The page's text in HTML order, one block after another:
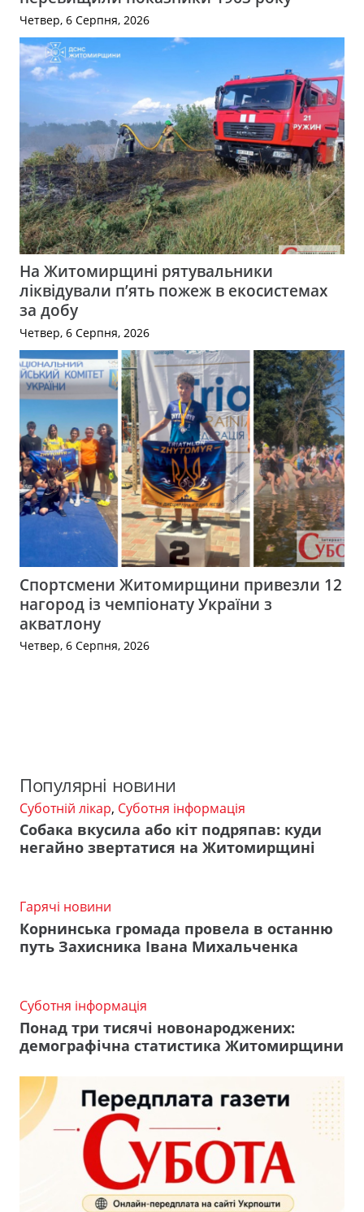
Четвер, 6 Серпня, 2026
На Житомирщині рятувальники
ліквідували п’ять пожеж в екосистемах
за добу
Четвер, 6 Серпня, 2026
Спортсмени Житомирщини привезли 12
нагород із чемпіонату України з
акватлону
Четвер, 6 Серпня, 2026
Популярні новини
Суботній лікар, Суботня інформація
Собака вкусила або кіт подряпав: куди
негайно звертатися на Житомирщині
Гарячі новини
Корнинська громада провела в останню
путь Захисника Івана Михальченка
Суботня інформація
Понад три тисячі новонароджених:
демографічна статистика Житомирщини